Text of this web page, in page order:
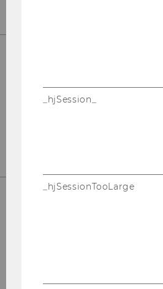
Tel: +43 1 31336 4288
_hjSession_
_hjSessionTooLarge